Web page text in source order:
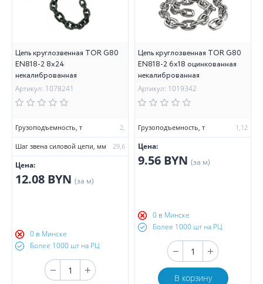
Цепь круглозвенная TOR G80
EN818-2 8х24
некалиброванная
Артикул: 1078241
Грузоподъемность, т 2,
Шаг звена силовой цепи, мм 29,6
Цена:
12.08 BYN (за м)
0 в Минске
Более 1000 шт на РЦ
Цепь круглозвенная TOR G80
EN818-2 6х18 оцинкованная
некалиброванная
Артикул: 1019342
Грузоподъемность, т 1,12
Цена:
9.56 BYN (за м)
0 в Минске
Более 1000 шт на РЦ
В корзину